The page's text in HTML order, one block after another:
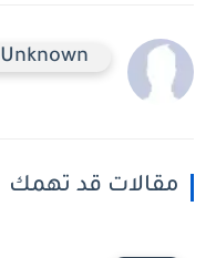
Unknown
مقالات قد تهمك